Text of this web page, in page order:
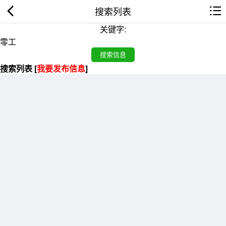
搜索列表
关键字:
搜索列表 [我要发布信息]